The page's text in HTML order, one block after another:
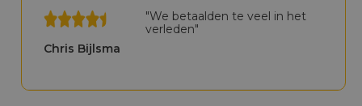
Chris Bijlsma
"We betaalden te veel in het
verleden"